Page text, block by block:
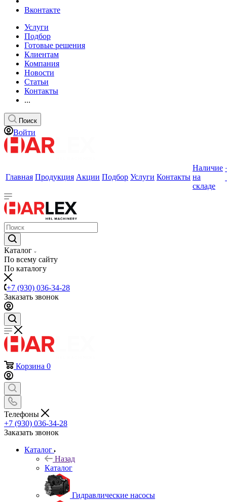
Вконтакте
Услуги
Подбор
Готовые решения
Клиентам
Компания
Новости
Статьи
Контакты
...
Поиск
Войти
Главная Продукция Акции Подбор Услуги Контакты
Наличие
на
складе
Каталог
По всему сайту
По каталогу
+7 (930) 036-34-28
Заказать звонок
Корзина 0
Телефоны
+7 (930) 036-34-28
Заказать звонок
Каталог
Назад
Каталог
Гидравлические насосы